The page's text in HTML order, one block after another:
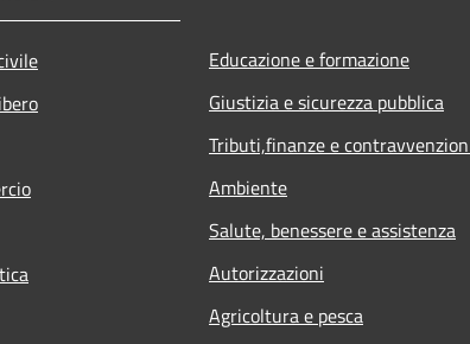
Educazione e formazione
Giustizia e sicurezza pubblica
Tributi,finanze e
Ambiente
Salute, benessere e assistenza
Autorizzazioni
Agricoltura e pesca